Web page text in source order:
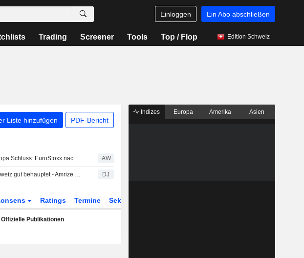
Einloggen Ein Abo abschließen
Trading Screener Tools Top / Flop Edition Schweiz
Liste hinzufügen PDF-Bericht
Aktien Europa Schluss: EuroStoxx nach US-Jobdaten weiter auf Rekordkurs AW
Aktien Schweiz gut behauptet - Amrize brechen ein DJ
Ratings Termine Sektor
Offizielle Publikationen
Indizes Europa Amerika Asien